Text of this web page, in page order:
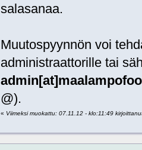
salasanaa.
Muutospyynnön voi
administraattorille tai
@).
« Viimeksi muokattu: 07.11.12 - klo:11:49